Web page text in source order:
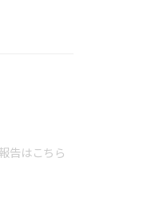
告はこちら